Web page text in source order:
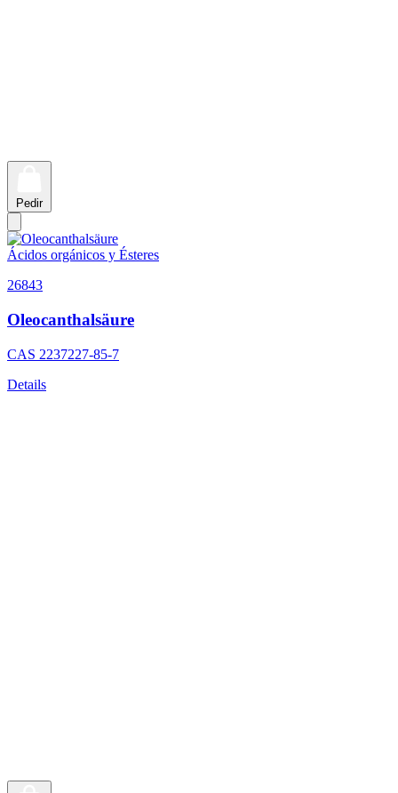
Pedir
Ácidos orgánicos y Ésteres
26843
Oleocanthalsäure
CAS 2237227-85-7
Details